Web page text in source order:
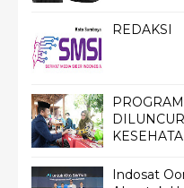
REDAKSI
Indosat